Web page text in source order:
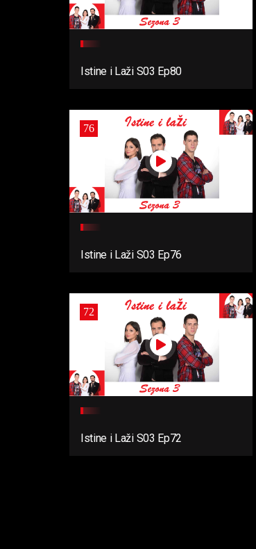
Istine i Laži S03 Ep80
76
Istine i Laži S03 Ep76
72
Istine i Laži S03 Ep72